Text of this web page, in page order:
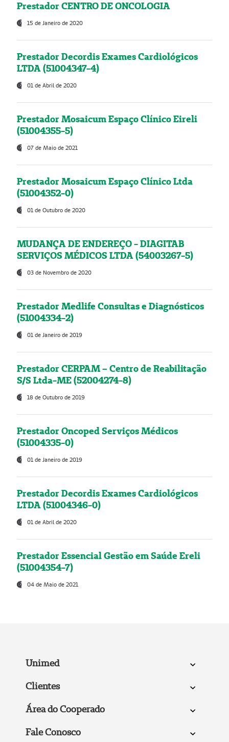
Prestador CENTRO DE ONCOLOGIA
15 de Janeiro de 2020
Prestador Decordis Exames Cardiológicos
LTDA (51004347-4)
01 de Abril de 2020
Prestador Mosaicum Espaço Clínico Eireli
(51004355-5)
07 de Maio de 2021
Prestador Mosaicum Espaço Clínico Ltda
(51004352-0)
01 de Outubro de 2020
MUDANÇA DE ENDEREÇO - DIAGITAB
SERVIÇOS MÉDICOS LTDA (54003267-5)
03 de Novembro de 2020
Prestador Medlife Consultas e Diagnósticos
(51004334-2)
01 de Janeiro de 2019
Prestador CERPAM – Centro de Reabilitação
S/S Ltda-ME (52004274-8)
18 de Outubro de 2019
Prestador Oncoped Serviços Médicos
(51004335-0)
01 de Janeiro de 2019
Prestador Decordis Exames Cardiológicos
LTDA (51004346-0)
01 de Abril de 2020
Prestador Essencial Gestão em Saúde Ereli
(51004354-7)
04 de Maio de 2021
Unimed
Clientes
Área do Cooperado
Fale Conosco